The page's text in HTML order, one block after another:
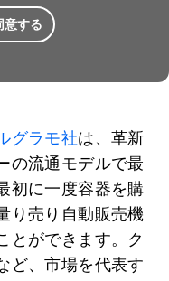
意する
グラモ社は、革新
の流通モデルで最
初に一度容器を購
り売り自動販売機
とができます。ク
ど、市場を代表す